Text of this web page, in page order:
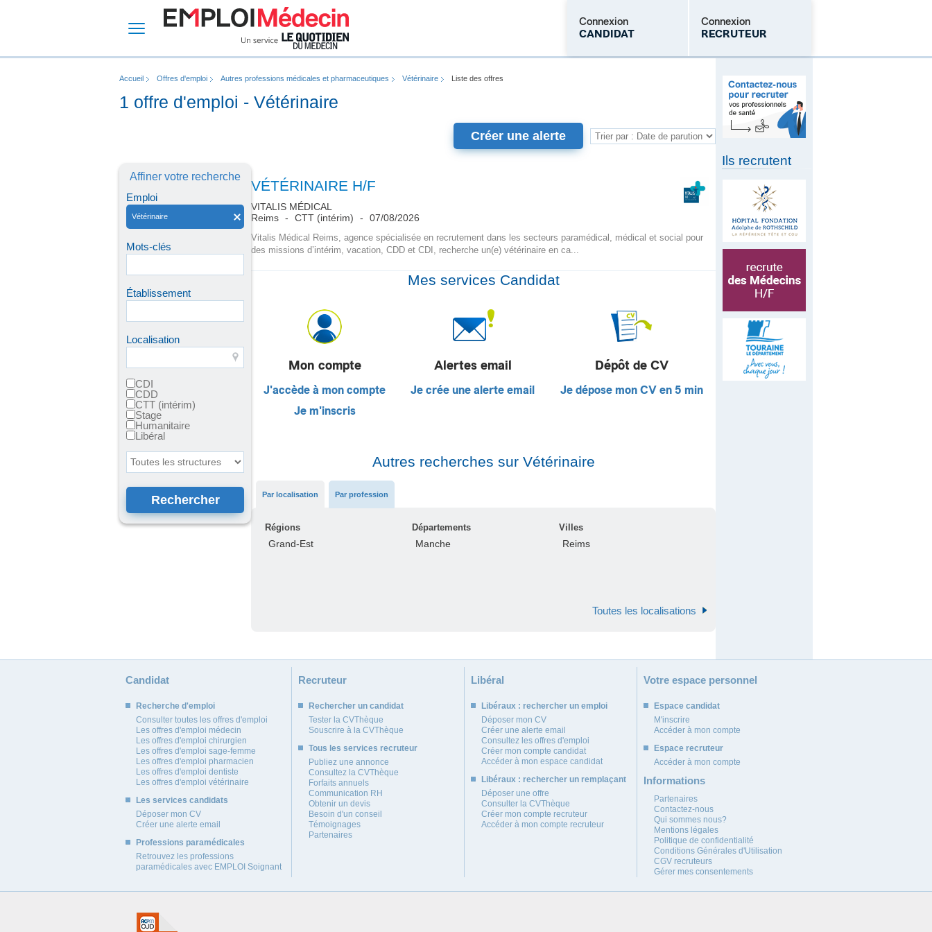
Connexion
CANDIDAT
Connexion
RECRUTEUR
Mot de passe oublié
Accueil Offres d'emploi Autres professions médicales et pharmaceutiques Vétérinaire Liste des offres
1 offre d'emploi - Vétérinaire
Créer une alerte
Affiner votre recherche
Emploi
Vétérinaire
Mots-clés
Établissement
Localisation
CDI
CDD
CTT (intérim)
Stage
Humanitaire
Libéral
Toutes les structures
VÉTÉRINAIRE H/F
VITALIS MÉDICAL
Reims
CTT (intérim) 07/08/2026
Vitalis Médical Reims, agence spécialisée en recrutement dans les secteurs paramédical, médical et social pour
des missions d’intérim, vacation, CDD et CDI, recherche un(e) vétérinaire en ca...
Mes services Candidat
Mon compte
J'accède à mon compte
Je m'inscris
Alertes email
Je crée une alerte email
Dépôt de CV
Je dépose mon CV en 5 min
Autres recherches sur Vétérinaire
Par localisation Par profession
Régions Départements Villes
Grand-Est Manche Reims
Toutes les localisations
Ils recrutent
Candidat
Recherche d'emploi
Consulter toutes les offres d'emploi
Les offres d'emploi médecin
Les offres d'emploi chirurgien
Les offres d'emploi sage-femme
Les offres d'emploi pharmacien
Les offres d'emploi dentiste
Les offres d'emploi vétérinaire
Les services candidats
Déposer mon CV
Créer une alerte email
Professions paramédicales
Retrouvez les professions
paramédicales avec EMPLOI Soignant
Recruteur
Rechercher un candidat
Tester la CVThèque
Souscrire à la CVThèque
Tous les services recruteur
Publiez une annonce
Consultez la CVThèque
Forfaits annuels
Communication RH
Obtenir un devis
Besoin d'un conseil
Témoignages
Partenaires
Libéral
Libéraux : rechercher un emploi
Déposer mon CV
Créer une alerte email
Consultez les offres d'emploi
Créer mon compte candidat
Accéder à mon espace candidat
Libéraux : rechercher un remplaçant
Déposer une offre
Consulter la CVThèque
Créer mon compte recruteur
Accéder à mon compte recruteur
Votre espace personnel
Espace candidat
M'inscrire
Accéder à mon compte
Espace recruteur
Accéder à mon compte
Informations
Partenaires
Contactez-nous
Qui sommes nous?
Mentions légales
Politique de confidentialité
Conditions Générales d'Utilisation
CGV recruteurs
Gérer mes consentements